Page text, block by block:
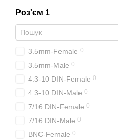
Роз'єм 1
3.5mm-Female 0
3.5mm-Male 0
4.3-10 DIN-Female 0
4.3-10 DIN-Male 0
7/16 DIN-Female 0
7/16 DIN-Male 0
BNC-Female 0